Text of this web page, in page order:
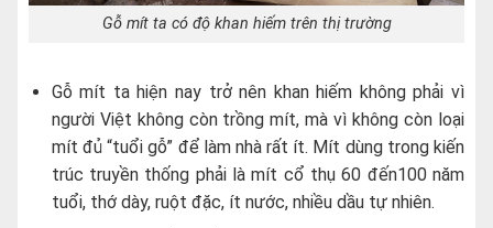
Gỗ mít ta có độ khan hiếm trên thị trường
Gỗ mít ta hiện nay trở nên khan hiếm không phải vì
người Việt không còn trồng mít, mà vì không còn loại
mít đủ “tuổi gỗ” để làm nhà rất ít. Mít dùng trong kiến
trúc truyền thống phải là mít cổ thụ 60 đến100 năm
tuổi, thớ dày, ruột đặc, ít nước, nhiều dầu tự nhiên.